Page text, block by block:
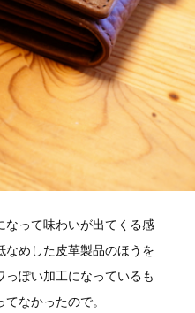
なって味わいが出てくる感
なめした皮革製品のほうを
っぽい加工になっているも
なかったので。